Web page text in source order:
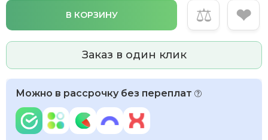
В КОРЗИНУ ⚖ ❤
Заказ в один клик
Можно в рассрочку без переплат